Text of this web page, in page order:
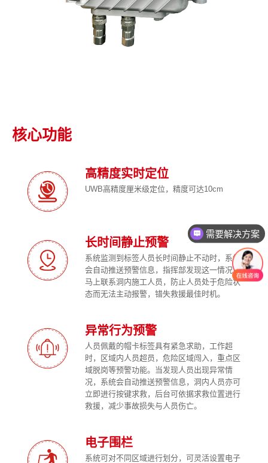
核心功能
高精度实时定位
UWB高精度厘米级定位，精度可达10cm
长时间静止预警
系统监测到标签人员长时间静止不动时，系统
会自动推送预警信息，指挥部发现这一情况可
马上联系洞内施工人员，防止人员处于危险状
态而无法主动报警，错失救援最佳时机。
异常行为预警
人员佩戴的帽卡标签具有紧急求助，工作超
时，区域内人员超员，危险区域闯入，重点区
域脱岗等预警功能。当发现人员出现异常情
况，系统会自动推送预警信息，洞内人员亦可
立即进行按键求救，后台可依据求救位置进行
救援，减少事故损失与人员伤亡。
电子围栏
系统可对不同区域进行划分，可灵活设置电子
需要解决方案